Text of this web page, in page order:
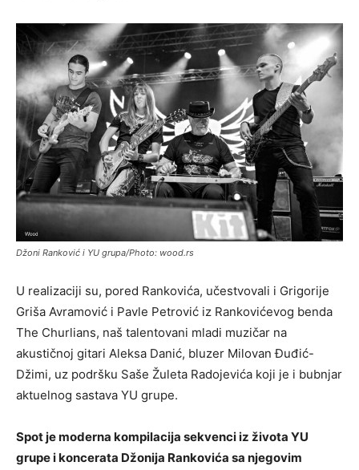
Džoni Ranković i YU grupa/Photo: wood.rs
U realizaciji su, pored Rankovića, učestvovali i Grigorije
Griša Avramović i Pavle Petrović iz Rankovićevog benda
The Churlians, naš talentovani mladi muzičar na
akustičnoj gitari Aleksa Danić, bluzer Milovan Đuđić-
Džimi, uz podršku Saše Žuleta Radojevića koji je i bubnjar
aktuelnog sastava YU grupe.
Spot je moderna kompilacija sekvenci iz života YU
grupe i koncerata Džonija Rankovića sa njegovim